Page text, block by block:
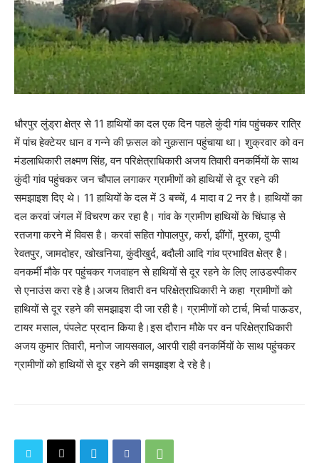
धौरपुर लुंड्रा क्षेत्र से 11 हाथियों का दल एक दिन पहले कुंदी गांव पहुंचकर रात्रि
में पांच हेक्टेयर धान व गन्ने की फ़सल को नुक़सान पहुंचाया था। शुक्रवार को वन
मंडलाधिकारी लक्ष्मण सिंह, वन परिक्षेत्राधिकारी अजय तिवारी वनकर्मियों के साथ
कुंदी गांव पहुंचकर जन चौपाल लगाकर ग्रामीणों को हाथियों से दूर रहने की
समझाइश दिए थे। 11 हाथियों के दल में 3 बच्चें, 4 मादा व 2 नर है। हाथियों का
दल करवां जंगल में विचरण कर रहा है। गांव के ग्रामीण हाथियों के चिंघाड़ से
रतजगा करने में विवस है। करवां सहित गोपालपुर, कर्रा, झींगों, मुरका, दुप्पी
रेवतपुर, जामदोहर, खोखनिया, कुंदीखुर्द, बदौली आदि गांव प्रभावित क्षेत्र है।
वनकर्मी मौके पर पहुंचकर गजवाहन से हाथियों से दूर रहने के लिए लाउडस्पीकर
से एनाउंस करा रहे है।अजय तिवारी वन परिक्षेत्राधिकारी ने कहा ग्रामीणों को
हाथियों से दूर रहने की समझाइश दी जा रही है। ग्रामीणों को टार्च, मिर्चा पाऊडर,
टायर मसाल, पंपलेट प्रदान किया है।इस दौरान मौके पर वन परिक्षेत्राधिकारी
अजय कुमार तिवारी, मनोज जायसवाल, आरपी राही वनकर्मियों के साथ पहुंचकर
ग्रामीणों को हाथियों से दूर रहने की समझाइश दे रहे है।